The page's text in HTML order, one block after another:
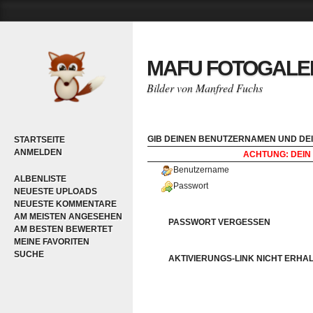
STARTSEITE
ANMELDEN
ALBENLISTE
NEUESTE UPLOADS
NEUESTE KOMMENTARE
AM MEISTEN ANGESEHEN
AM BESTEN BEWERTET
MEINE FAVORITEN
SUCHE
MAFU
Bilder von Manfred Fuchs
GIB DEINEN BENUTZERNAMEN UND
ACHTUNG: DEIN
Benutzername
Passwort
PASSWORT VERGESSEN
AKTIVIERUNGS-LINK NICHT